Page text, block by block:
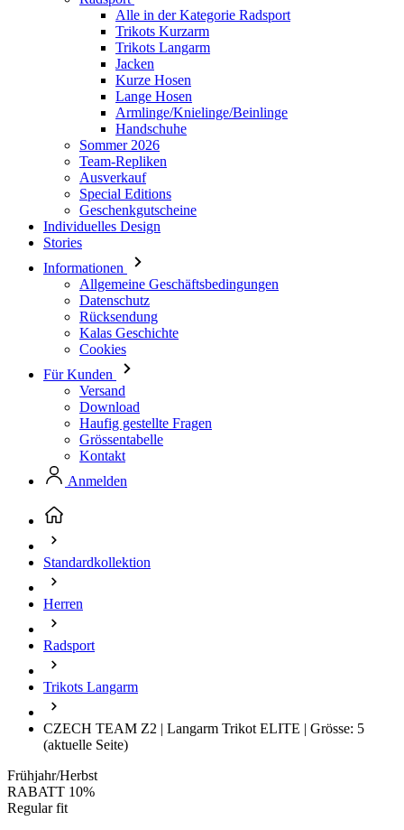
Alle in der Kategorie Radsport
Trikots Kurzarm
Trikots Langarm
Jacken
Kurze Hosen
Lange Hosen
Armlinge/Knielinge/Beinlinge
Handschuhe
Sommer 2026
Team-Repliken
Ausverkauf
Special Editions
Geschenkgutscheine
Individuelles Design
Stories
Informationen
Allgemeine Geschäftsbedingungen
Datenschutz
Rücksendung
Kalas Geschichte
Cookies
Für Kunden
Versand
Download
Haufig gestellte Fragen
Grössentabelle
Kontakt
Anmelden
Standardkollektion
Herren
Radsport
Trikots Langarm
CZECH TEAM Z2 | Langarm Trikot ELITE | Grösse: 5
(aktuelle Seite)
Frühjahr/Herbst
RABATT 10%
Regular fit